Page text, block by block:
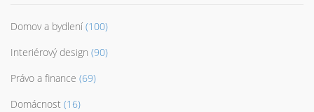
Domov a bydlení (100)
Interiérový design (90)
Právo a finance (69)
Domácnost (16)